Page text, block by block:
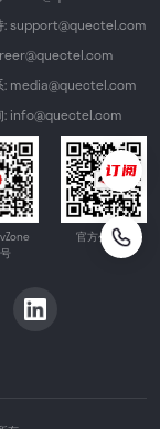
: support@quectel.com
: media@quectel.com
: info@quectel.com
官方公众号